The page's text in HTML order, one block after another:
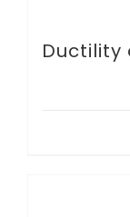
Ductility